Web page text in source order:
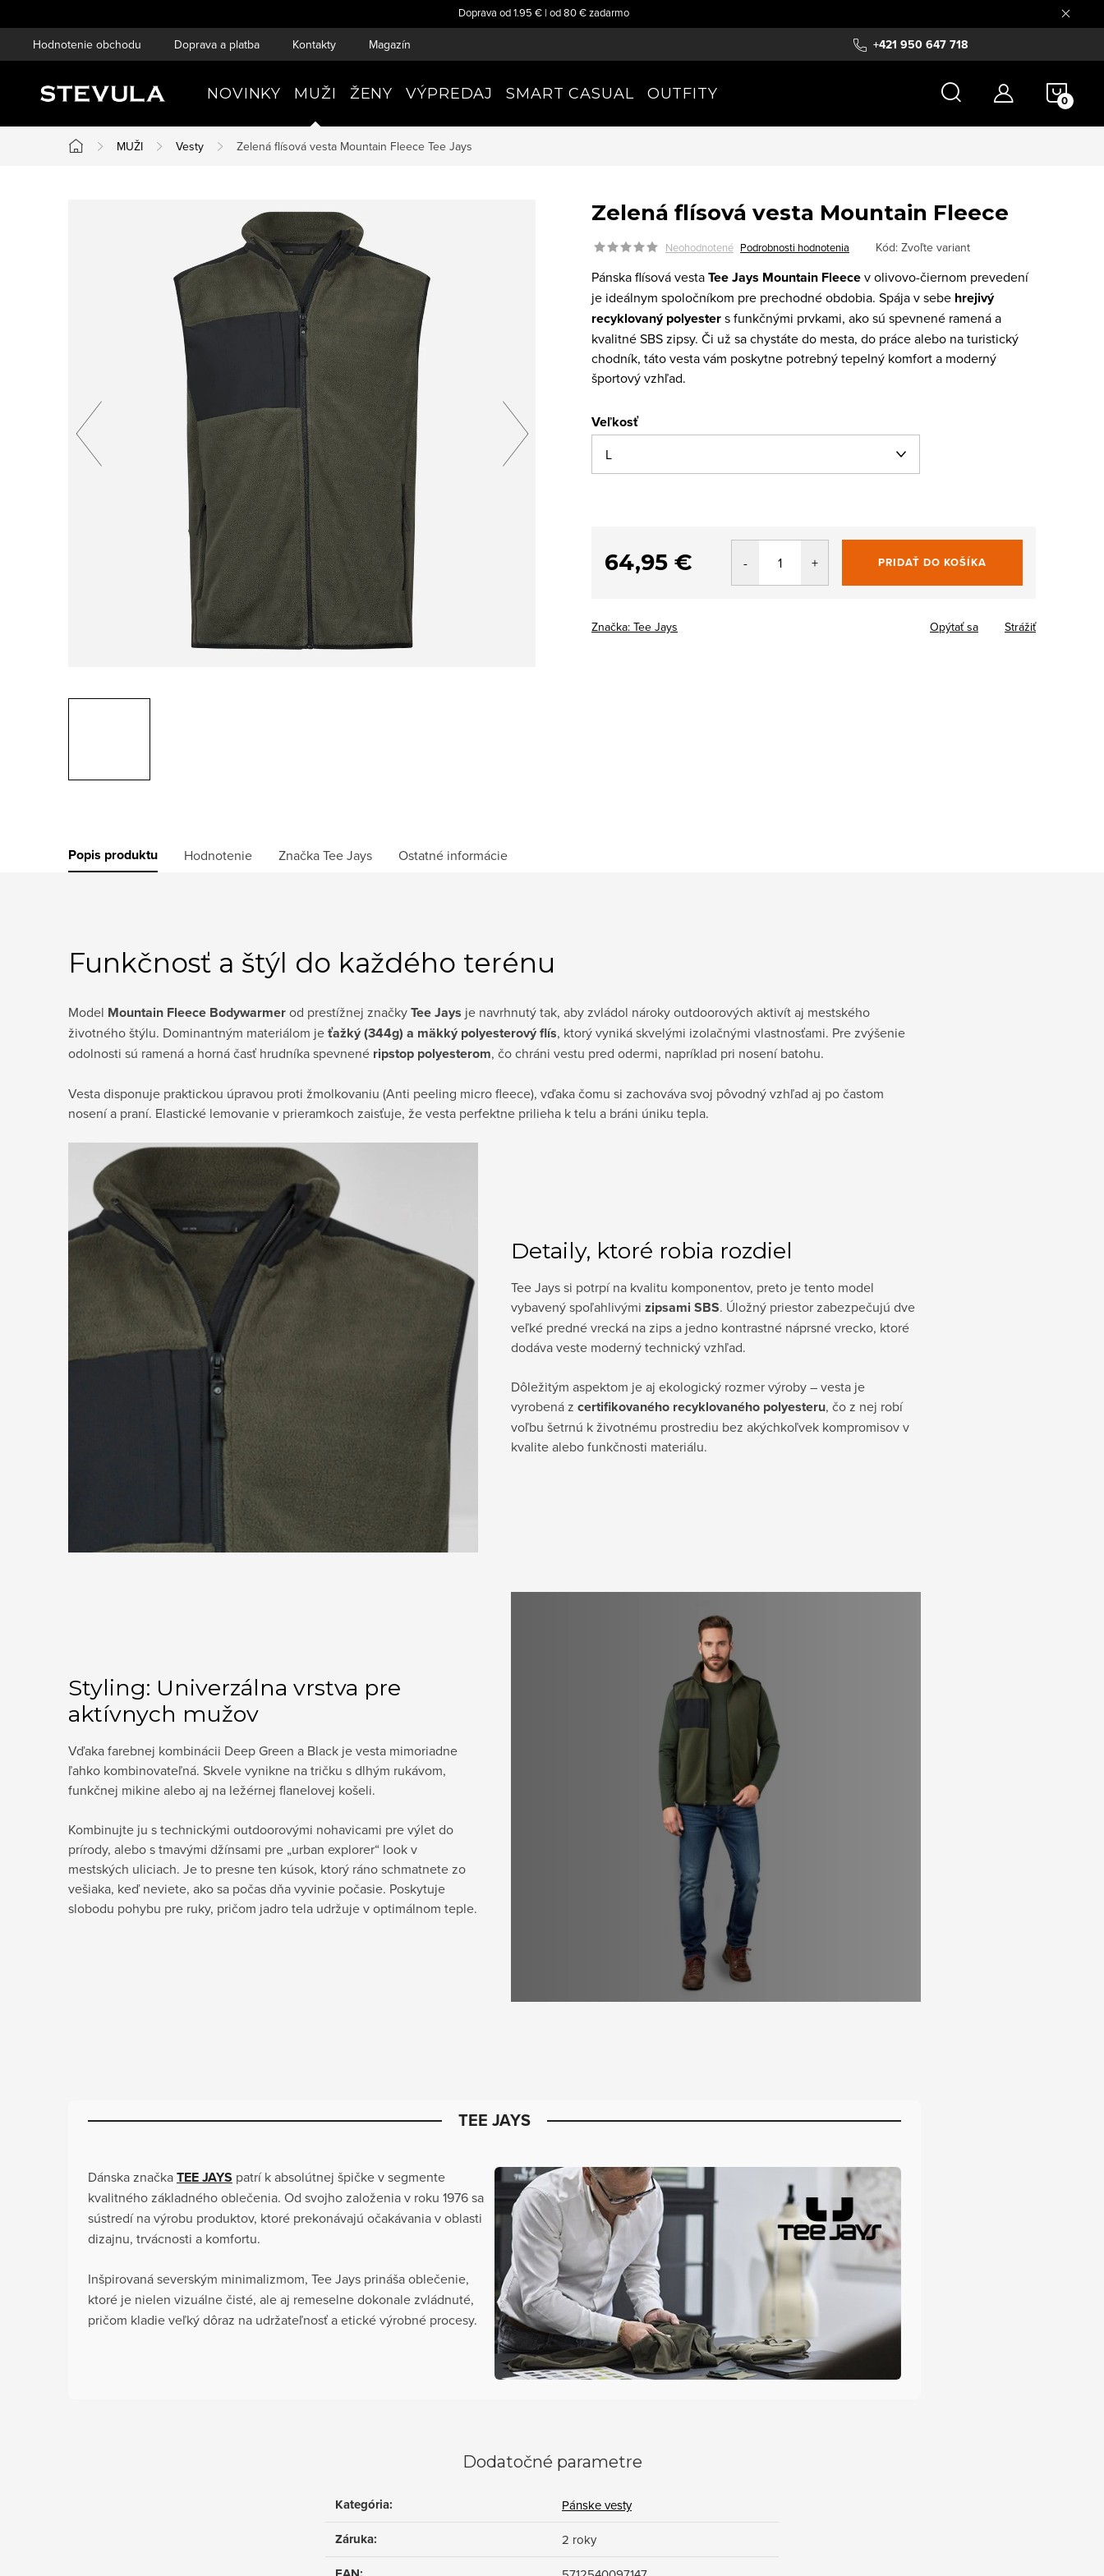
na
Doprava od 1.95 € | od 80 € zadarmo
+421 950 647 718
Hodnotenie obchodu Doprava a platba Kontakty Magazín
NOVINKY MUŽI ŽENY VÝPREDAJ SMART CASUAL OUTFITY
Domov
MUŽI Vesty Zelená flísová vesta Mountain Fleece Tee Jays
Zelená flísová vesta Mountain Fleece
Neohodnotené Podrobnosti hodnotenia Kód: Zvoľte variant
Pánska flísová vestaTee Jays Mountain Fleecev olivovo-čiernom prevedení
je ideálnym spoločníkom pre prechodné obdobia. Spája v sebe hrejivý
recyklovaný polyesters funkčnými prvkami, ako sú spevnené ramená a
kvalitné SBS zipsy. Či už sa chystáte do mesta, do práce alebo na turistický
chodník, táto vesta vám poskytne potrebný tepelný komfort a moderný
športový vzhľad.
Veľkosť
64,95 €
Jednotková
cena:
PRIDAŤ DO KOŠÍKA
Značka: Tee Jays Opýtať sa Strážiť
Popis produktu Hodnotenie ZnačkaTee Jays Ostatné informácie
Funkčnosť a štýl do každého terénu
Model Mountain Fleece Bodywarmerod prestížnej značkyTee Jays je navrhnutý tak, aby zvládol nároky outdoorových aktivít aj mestského
životného štýlu. Dominantným materiálom jeťažký (344g) a mäkký polyesterový flís, ktorý vyniká skvelými izolačnými vlastnosťami. Pre zvýšenie
odolnosti sú ramená a horná časť hrudníka spevnené ripstop polyesterom, čo chráni vestu pred odermi, napríklad pri nosení batohu.
Vesta disponuje praktickou úpravou proti žmolkovaniu (Anti peeling micro fleece), vďaka čomu si zachováva svoj pôvodný vzhľad aj po častom
nosení a praní. Elastické lemovanie v prieramkoch zaisťuje, že vesta perfektne prilieha k telu a bráni úniku tepla.
Detaily, ktoré robia rozdiel
Tee Jays si potrpí na kvalitu komponentov, preto je tento model
vybavený spoľahlivými zipsami SBS. Úložný priestor zabezpečujú dve
veľké predné vrecká na zips a jedno kontrastné náprsné vrecko, ktoré
dodáva veste moderný technický vzhľad.
Dôležitým aspektom je aj ekologický rozmer výroby – vesta je
vyrobená z certifikovaného recyklovaného polyesteru, čo z nej robí
voľbu šetrnú k životnému prostrediu bez akýchkoľvek kompromisov v
kvalite alebo funkčnosti materiálu.
Styling: Univerzálna vrstva pre
aktívnych mužov
Vďaka farebnej kombinácii Deep Green a Black je vesta mimoriadne
ľahko kombinovateľná. Skvele vynikne na tričku s dlhým rukávom,
funkčnej mikine alebo aj na ležérnej flanelovej košeli.
Kombinujte ju s technickými outdoorovými nohavicami pre výlet do
prírody, alebo s tmavými džínsami pre „urban explorer“ look v
mestských uliciach. Je to presne ten kúsok, ktorý ráno schmatnete zo
vešiaka, keď neviete, ako sa počas dňa vyvinie počasie. Poskytuje
slobodu pohybu pre ruky, pričom jadro tela udržuje v optimálnom teple.
TEE JAYS
Dánska značkaTEE JAYS patrí k absolútnej špičke v segmente
kvalitného základného oblečenia. Od svojho založenia v roku 1976 sa
sústredí na výrobu produktov, ktoré prekonávajú očakávania v oblasti
dizajnu, trvácnosti a komfortu.
Inšpirovaná severským minimalizmom, Tee Jays prináša oblečenie,
ktoré je nielen vizuálne čisté, ale aj remeselne dokonale zvládnuté,
pričom kladie veľký dôraz na udržateľnosť a etické výrobné procesy.
Dodatočné parametre
Kategória: Pánske vesty
Záruka: 2 roky